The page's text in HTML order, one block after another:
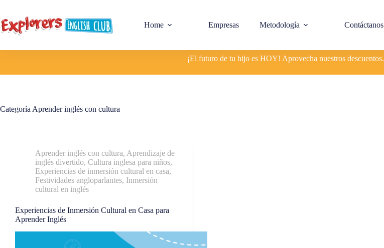
Home Empresas Metodología Contáctanos
¡El futuro de tu hijo es HOY! Aprovecha nuestros descuentos.
Categoría Aprender inglés con cultura
Aprender inglés con cultura, Aprendizaje de
inglés divertido, Cultura inglesa para niños,
Experiencias de inmersión cultural en casa,
Festividades angloparlantes, Inmersión
cultural en inglés
Experiencias de Inmersión Cultural en Casa para
Aprender Inglés